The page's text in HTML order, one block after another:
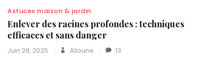
Astuces maison & jardin
Enlever des racines profondes : techniques
efficaces et sans danger
Juin 29, 2025 Alioune 13